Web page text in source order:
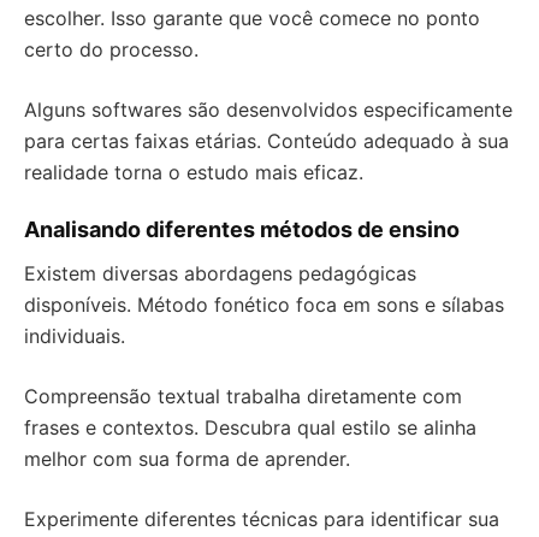
escolher. Isso garante que você comece no ponto
certo do processo.
Alguns softwares são desenvolvidos especificamente
para certas faixas etárias. Conteúdo adequado à sua
realidade torna o estudo mais eficaz.
Analisando diferentes métodos de ensino
Existem diversas abordagens pedagógicas
disponíveis. Método fonético foca em sons e sílabas
individuais.
Compreensão textual trabalha diretamente com
frases e contextos. Descubra qual estilo se alinha
melhor com sua forma de aprender.
Experimente diferentes técnicas para identificar sua